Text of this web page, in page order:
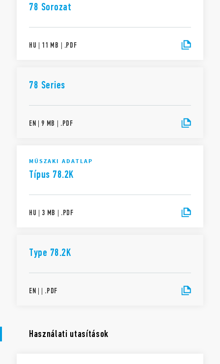
Feszültségkétszerező soros kapcsolás lehetséges
TS 35 mm-es szerelősínre (EN 60715) rögzíthető
78 Sorozat
HU | 11 MB | .PDF
78 Series
EN | 9 MB | .PDF
MŰSZAKI ADATLAP
Típus 78.2K
HU | 3 MB | .PDF
Type 78.2K
EN | | .PDF
Használati utasítások